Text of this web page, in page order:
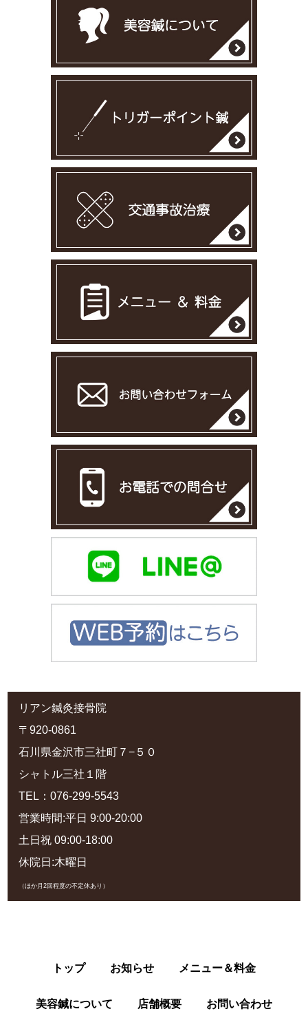
リアン鍼灸接骨院
〒920-0861
石川県金沢市三社町７−５０
シャトル三社１階
TEL：076-299-5543
営業時間:平日 9:00-20:00
土日祝 09:00-18:00
休院日:木曜日
（ほか月2回程度の不定休あり）
トップ お知らせ メニュー＆料金
美容鍼について 店舗概要 お問い合わせ